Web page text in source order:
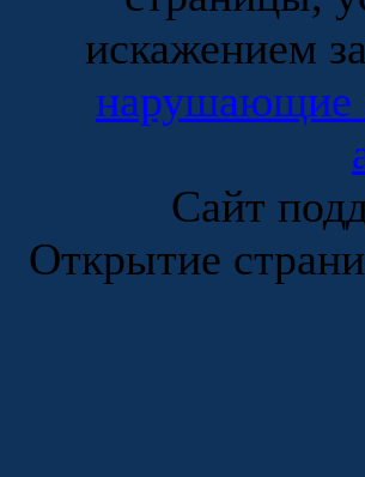
искажением
нарушающие
Сайт
Открытие